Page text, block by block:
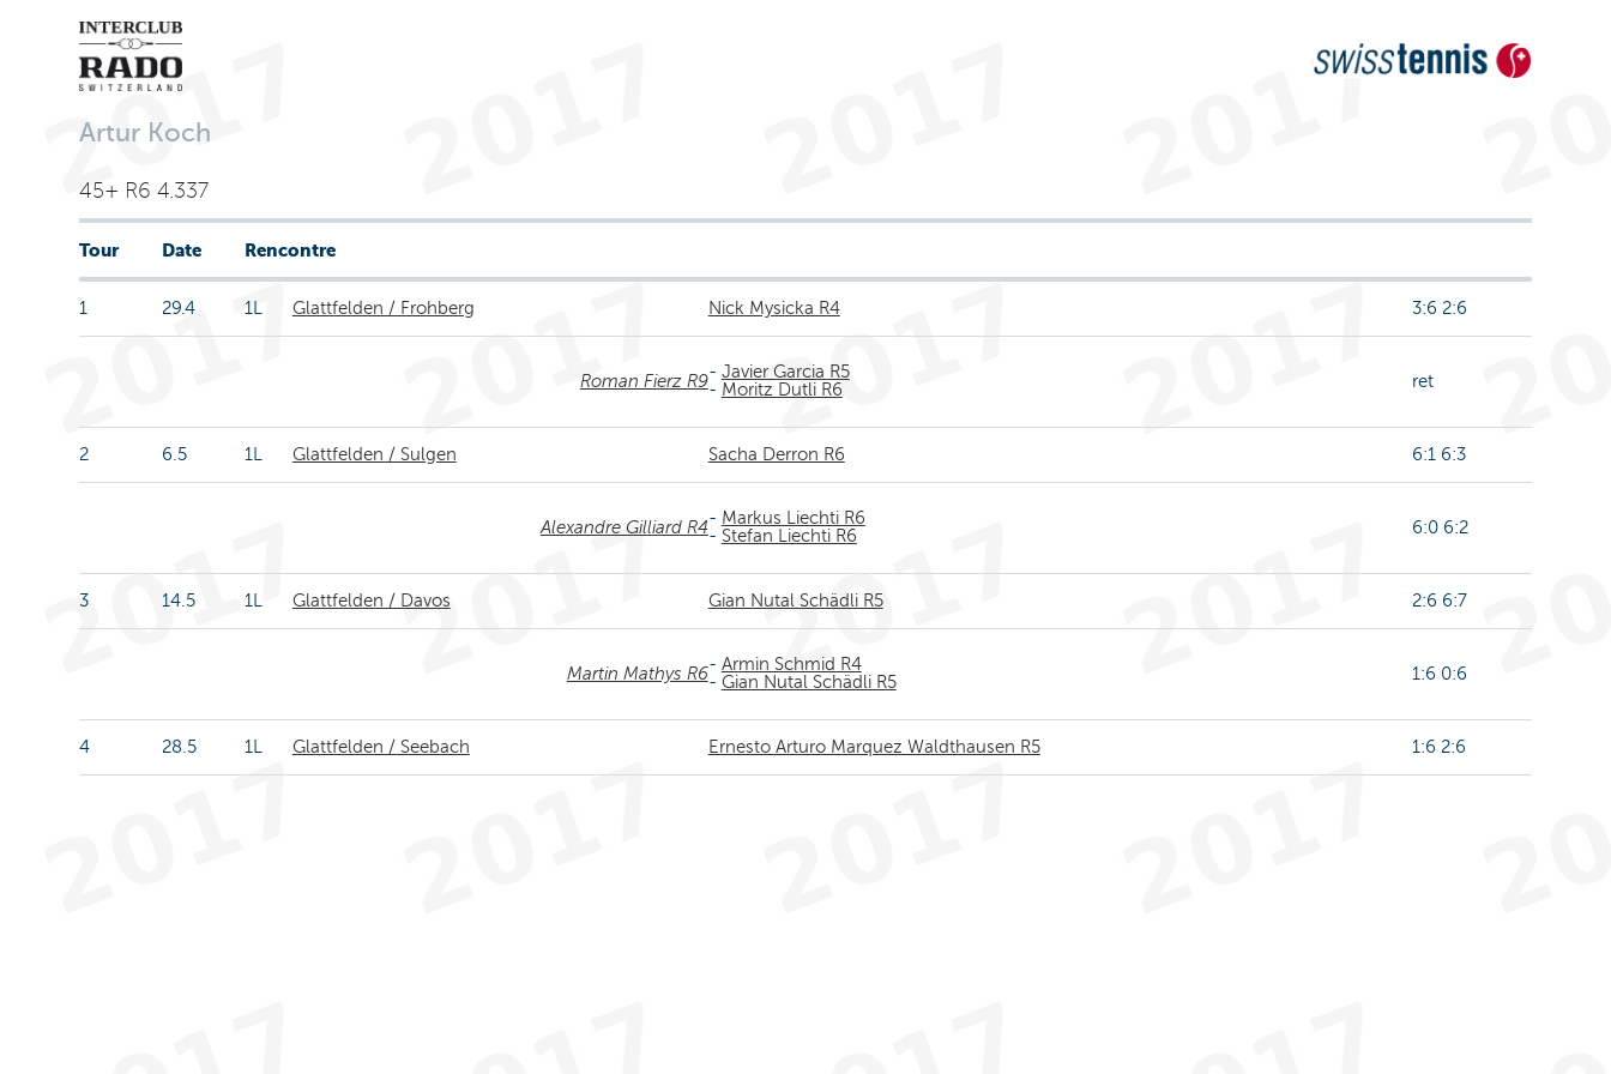
Artur Koch
45+ R6 4.337
Tour Date Rencontre
1 29.4 1L Glattfelden / Frohberg Nick Mysicka R4 3:6 2:6
Roman Fierz R9- Javier Garcia R5
- Moritz Dutli R6 ret
2 6.5 1L Glattfelden / Sulgen Sacha Derron R6 6:1 6:3
Alexandre Gilliard R4- Markus Liechti R6
- Stefan Liechti R6 6:0 6:2
3 14.5 1L Glattfelden / Davos Gian Nutal Schädli R5 2:6 6:7
Martin Mathys R6- Armin Schmid R4
- Gian Nutal Schädli R5 1:6 0:6
4 28.5 1L Glattfelden / Seebach Ernesto Arturo Marquez Waldthausen R5 1:6 2:6